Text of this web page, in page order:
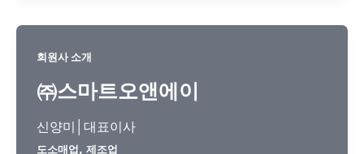
회원사 소개
㈜스마트오앤에이
신양미│대표이사
도소매업 , 제조업